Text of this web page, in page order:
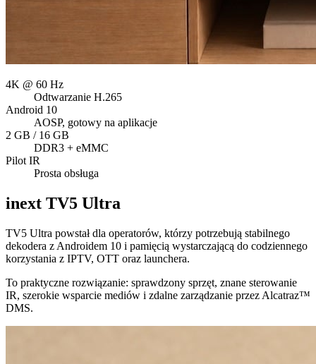
4K @ 60 Hz
Odtwarzanie H.265
Android 10
AOSP, gotowy na aplikacje
2 GB / 16 GB
DDR3 + eMMC
Pilot IR
Prosta obsługa
inext TV5 Ultra
TV5 Ultra powstał dla operatorów, którzy potrzebują stabilnego
dekodera z Androidem 10 i pamięcią wystarczającą do codziennego
korzystania z IPTV, OTT oraz launchera.
To praktyczne rozwiązanie: sprawdzony sprzęt, znane sterowanie
IR, szerokie wsparcie mediów i zdalne zarządzanie przez Alcatraz™
DMS.